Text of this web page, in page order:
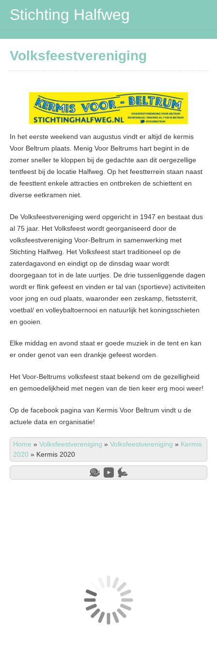
Stichting Halfweg
Stichting Halfweg
Volksfeestvereniging
Maïspotters
Verbouwing
Contactpersonen
Volksfeestvereniging
In het eerste weekend van augustus vindt er altijd de kermis
Voor Beltrum plaats. Menig Voor Beltrums hart begint in de
zomer sneller te kloppen bij de gedachte aan dit oergezellige
tentfeest bij de locatie Halfweg. Op het feestterrein staan naast
de feesttent enkele attracties en ontbreken de schiettent en
diverse eetkramen niet.
De Volksfeestvereniging werd opgericht in 1947 en bestaat dus
al 75 jaar. Het Volksfeest wordt georganiseerd door de
volksfeestvereniging Voor-Beltrum in samenwerking met
Stichting Halfweg. Het Volksfeest start traditioneel op de
zaterdagavond en eindigt op de dinsdag waar wordt
doorgegaan tot in de late uurtjes. De drie tussenliggende dagen
wordt er flink gefeest en vinden er tal van (sportieve) activiteiten
voor jong en oud plaats, waaronder een zeskamp, fietssterrit,
voetbal/ en volleybaltoernooi en natuurlijk het koningsschieten
en gooien.
Elke middag en avond staat er goede muziek in de tent en kan
er onder genot van een drankje gefeest worden.
Het Voor-Beltrums volksfeest staat bekend om de gezelligheid
en gemoedelijkheid met negen van de tien keer erg mooi weer!
Op de facebook pagina van Kermis Voor Beltrum vindt u de
actuele data en organisatie!
Home » Volksfeestvereniging » Volksfeestvereniging » Kermis
2020 » Kermis 2020